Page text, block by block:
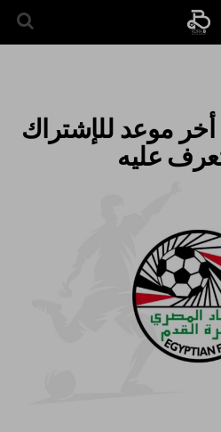
أخر موعد للإشتراك
عليه